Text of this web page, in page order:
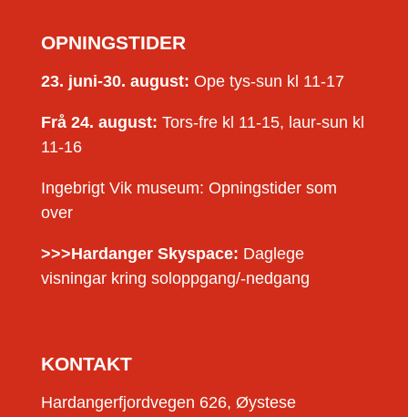
OPNINGSTIDER
23. juni-30. august: Ope tys-sun kl 11-17
Frå 24. august: Tors-fre kl 11-15, laur-sun kl
11-16
Ingebrigt Vik museum: Opningstider som
over
>>>Hardanger Skyspace: Daglege
visningar kring soloppgang/-nedgang
KONTAKT
Hardangerfjordvegen 626, Øystese